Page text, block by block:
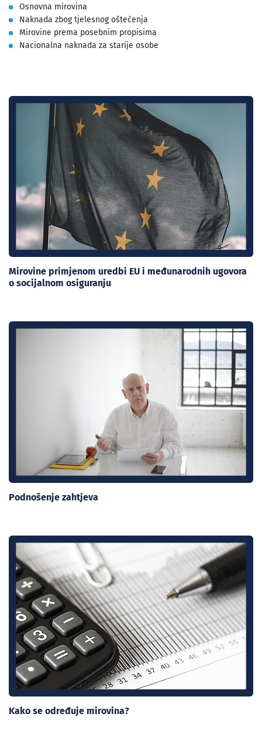
Osnovna mirovina
Naknada zbog tjelesnog oštećenja
Mirovine prema posebnim propisima
Nacionalna naknada za starije osobe
Mirovine primjenom uredbi EU i međunarodnih ugovora
o socijalnom osiguranju
Podnošenje zahtjeva
Kako se određuje mirovina?